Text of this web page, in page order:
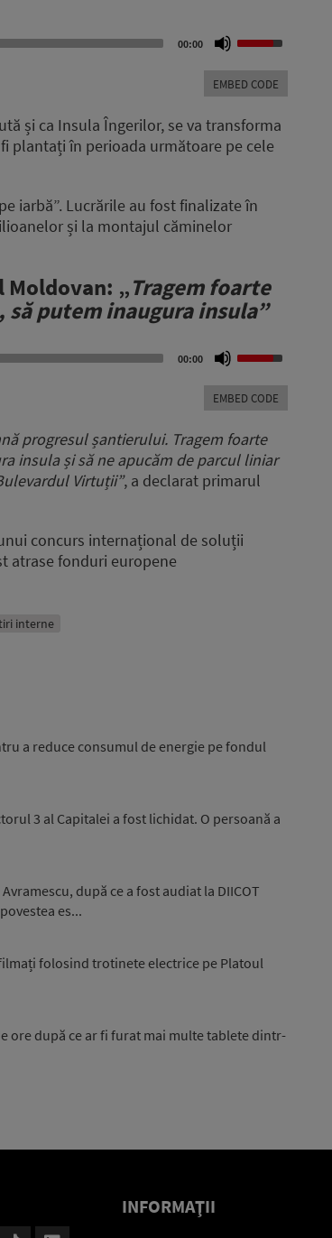
00:00
Up/Down
keys
increase
or
EMBED CODE
și ca Insula Îngerilor, se va transforma
plantați în perioada următoare pe cele
iarbă”. Lucrările au fost finalizate în
și la montajul căminelor
„Tragem foarte
putem inaugura insula”
00:00
Up/Down
keys
increase
or
decrease
EMBED CODE
progresul șantierului. Tragem foarte
insula și să ne apucăm de parcul liniar
Virtuții”, a declarat primarul
concurs internațional de soluții
atrase fonduri europene
interne
a reduce consumul de energie pe fondul
3 al Capitalei a fost lichidat. O persoană a
după ce a fost audiat la DIICOT
es...
folosind trotinete electrice pe Platoul
ore după ce ar fi furat mai multe tablete dintr-
INFORMAŢII